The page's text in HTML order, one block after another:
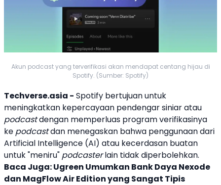
Akun podcast yang terverifikasi akan mendapat centang hijau di
Spotify. (Sumber: Spotify)
Techverse.asia - Spotify bertujuan untuk
meningkatkan kepercayaan pendengarsiniaratau
podcastdengan memperluas program verifikasinya
ke podcastdan menegaskan bahwa penggunaan dari
Artificial Intelligence (AI) atau kecerdasan buatan
untuk "meniru" podcasterlain tidak diperbolehkan.
Baca Juga:Ugreen Umumkan Bank Daya Nexode
dan MagFlow Air Edition yang Sangat Tipis